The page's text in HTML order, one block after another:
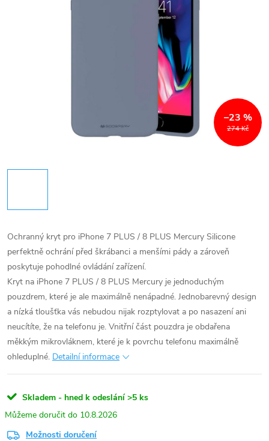
274 Kč
–23 %
Ochranný kryt pro iPhone 7 PLUS / 8 PLUS Mercury Silicone
perfektně ochrání před škrábanci a menšími pády a zároveň
poskytuje pohodlné ovládání zařízení.
Kryt na iPhone 7 PLUS / 8 PLUS Mercury je jednoduchým
pouzdrem, které je ale maximálně nenápadné. Jednobarevný design
a nízká tloušťka vás nebudou nijak rozptylovat a po nasazení ani
neucítíte, že na telefonu je. Vnitřní část pouzdra je obdařena
měkkým mikrovláknem, které je k povrchu telefonu maximálně
ohleduplné. Detailní informace
Skladem - hned k odeslání >5 ks
10.8.2026
Možnosti doručení